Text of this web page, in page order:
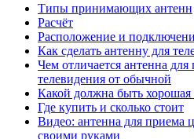
Типы принимающих антенн
Расчёт
Расположение и
Как сделать антенну для
Чем отличается антенна
телевидения от обычной
Какой должна быть хорошая
Где купить и сколько стоит
Видео: антенна для приема
своими руками